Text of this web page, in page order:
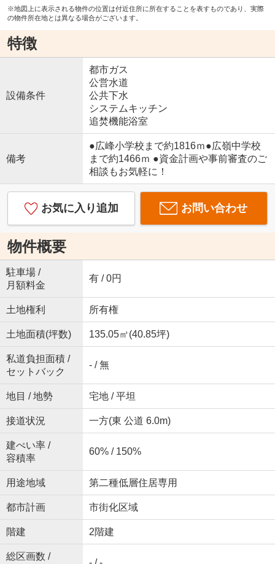
※地図上に表示される物件の位置は付近住所に所在することを表すものであり、実際
の物件所在地とは異なる場合がございます。
特徴
設備条件
都市ガス
公営水道
公共下水
システムキッチン
追焚機能浴室
備考
●広峰小学校まで約1816ｍ●広嶺中学校
まで約1466ｍ ●資金計画や事前審査のご
相談もお気軽に！
お気に入り追加 お問い合わせ
物件概要
駐車場 /
月額料金
有 / 0円
土地権利 所有権
土地面積(坪数) 135.05㎡(40.85坪)
私道負担面積 /
セットバック
- / 無
地目 / 地勢 宅地 / 平坦
接道状況 一方(東 公道 6.0m)
建ぺい率 /
容積率
60% / 150%
用途地域 第二種低層住居専用
都市計画 市街化区域
階建 2階建
総区画数 /